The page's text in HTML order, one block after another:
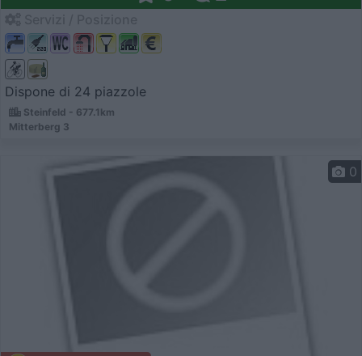
Dispone di 24 piazzole
Steinfeld - 677.1km
Mitterberg 3
0